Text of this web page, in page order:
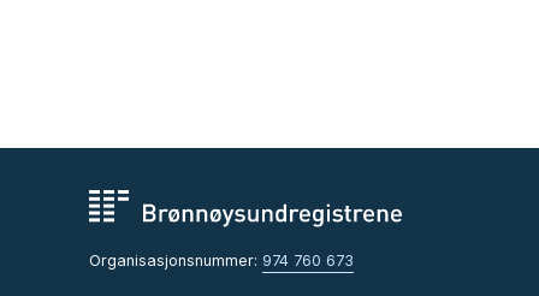
Organisasjonsnummer: 974 760 673